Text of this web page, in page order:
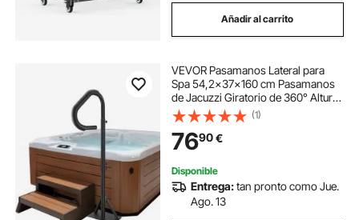
Añadir al carrito
VEVOR Pasamanos Lateral para
Spa 54,2x37x160 cm Pasamanos
de Jacuzzi Giratorio de 360​​​​° Altura
Ajustable 122,92-160 cm Carga 272
kg Base de Montaje Deslizante de
Aluminio Antioxidante para Bañera
(1)
7690€
Disponible
Entrega:tan pronto como Jue.
Ago. 13